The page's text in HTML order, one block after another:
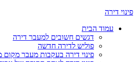
פינוי דירה
עמוד הבית
דגשים חשובים למעבר דירה
פוליש לדירה חדשה
פינוי דירה בעקבות מעבר מקום